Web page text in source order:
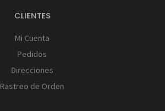
CLIENTES
Mi Cuenta
Pedidos
Direcciones
Rastreo de Orden